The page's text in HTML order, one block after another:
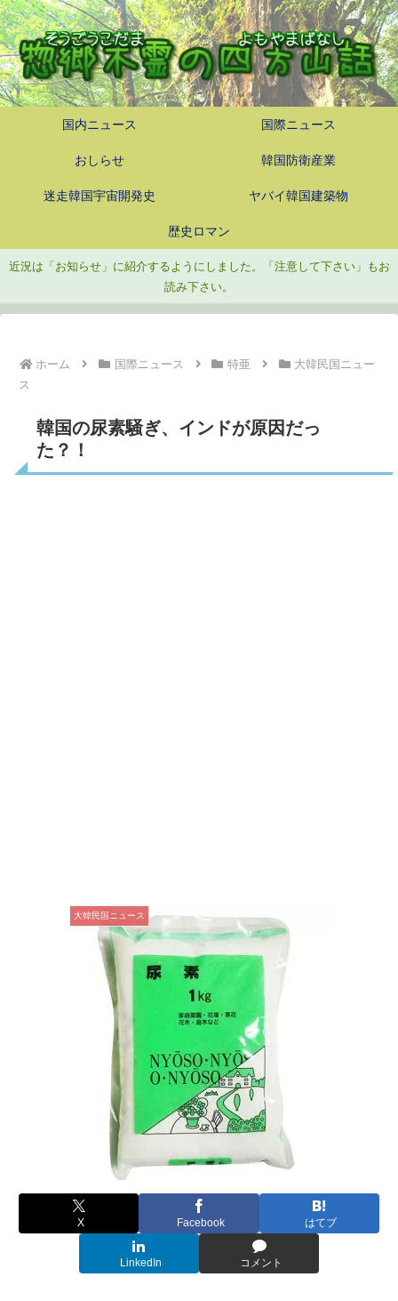
国内ニュース 国際ニュース
おしらせ 韓国防衛産業
迷走韓国宇宙開発史 ヤバイ韓国建築物
歴史ロマン
近況は「お知らせ」に紹介するようにしました。「注意して下さい」もお
読み下さい。
ホーム 国際ニュース 特亜
大韓民国ニュー
ス
韓国の尿素騒ぎ、インドが原因だっ
た？！
大韓民国ニュース
X Facebook はてブ
LinkedIn コメント